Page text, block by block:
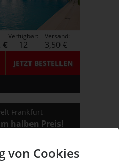
von Cookies
JETZTBESTELLEN
€
Verfügbar:
12
Versand:
3,50 €
Frankfurt
halben Preis!